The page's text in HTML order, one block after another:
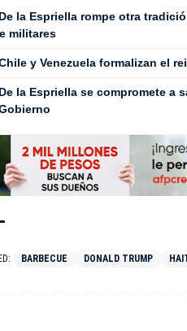
De la Espriella rompe otra
militares
y Venezuela formalizan el
De la Espriella se compromete a
BARBECUE DONALD TRUMP